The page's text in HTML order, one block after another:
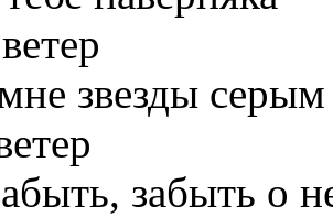
звезды
забыть о